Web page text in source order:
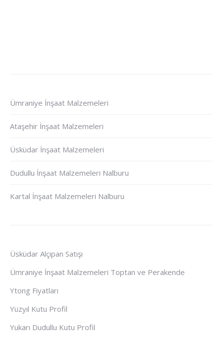
Ümraniye İnşaat Malzemeleri
Ataşehir İnşaat Malzemeleri
Üsküdar İnşaat Malzemeleri
Dudullu İnşaat Malzemeleri Nalburu
Kartal İnşaat Malzemeleri Nalburu
Üsküdar Alçıpan Satışı
Ümraniye İnşaat Malzemeleri Toptan ve Perakende
Ytong Fiyatları
Yüzyıl Kutu Profil
Yukarı Dudullu Kutu Profil